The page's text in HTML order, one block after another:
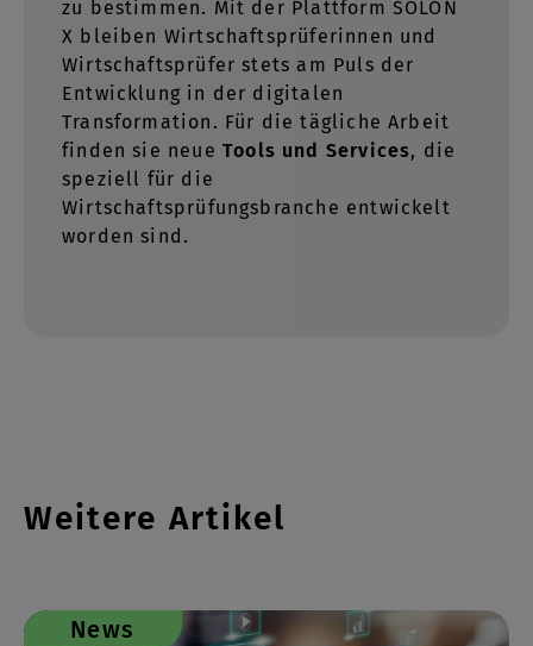
zu bestimmen. Mit der Plattform SOLON
X bleiben Wirtschaftsprüferinnen und
Wirtschaftsprüfer stets am Puls der
Entwicklung in der digitalen
Transformation. Für die tägliche Arbeit
finden sie neue Tools und Services, die
speziell für die
Wirtschaftsprüfungsbranche entwickelt
worden sind.
Weitere Artikel
News